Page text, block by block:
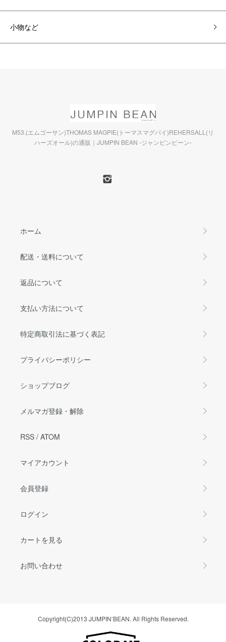
小物など
M53.(エムゴーサン)THOMAS MAGPIE(トーマスマグパイ)REHERSALL(リ
ハーズオール)の通販｜JUMPIN BEAN -ジャンピンビーン-
ホーム
配送・送料について
返品について
支払い方法について
特定商取引法に基づく表記
プライバシーポリシー
ショップブログ
メルマガ登録・解除
RSS / ATOM
マイアカウント
会員登録
ログイン
カートを見る
お問い合わせ
Copyright(C)2013 JUMPIN’BEAN. All Rights Reserved.